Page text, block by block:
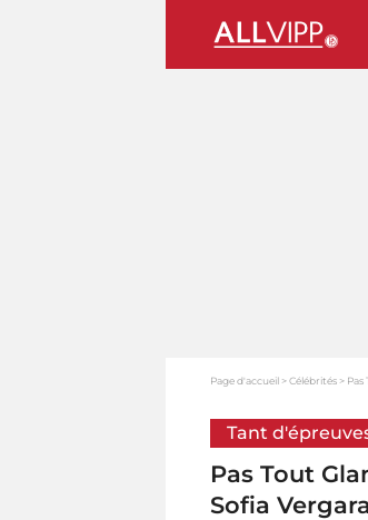
Page d'accueil Célébrités
Tant
Pas Tout
Sofia